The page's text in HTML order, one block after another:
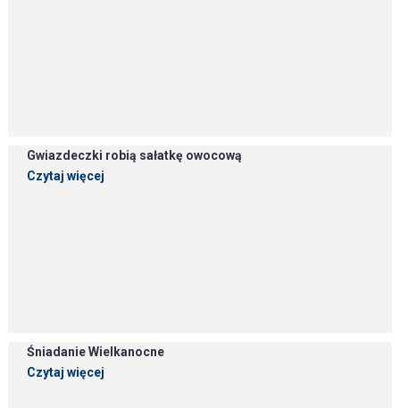
Gwiazdeczki robią sałatkę owocową
Czytaj więcej
Śniadanie Wielkanocne
Czytaj więcej